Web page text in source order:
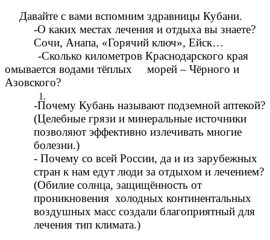
Давайте с вами вспомним здравницы Кубани.
-О каких местах лечения и отдыха вы знаете?
Сочи, Анапа, «Горячий ключ», Ейск…
-Сколько километров Краснодарского края
омывается водами тёплых морей – Чёрного и
Азовского?
-Почему Кубань называют подземной аптекой?
(Целебные грязи и минеральные источники
позволяют эффективно излечивать многие
болезни.)
- Почему со всей России, да и из зарубежных
стран к нам едут люди за отдыхом и лечением?
(Обилие солнца, защищённость от
проникновения холодных континентальных
воздушных масс создали благоприятный для
лечения тип климата.)